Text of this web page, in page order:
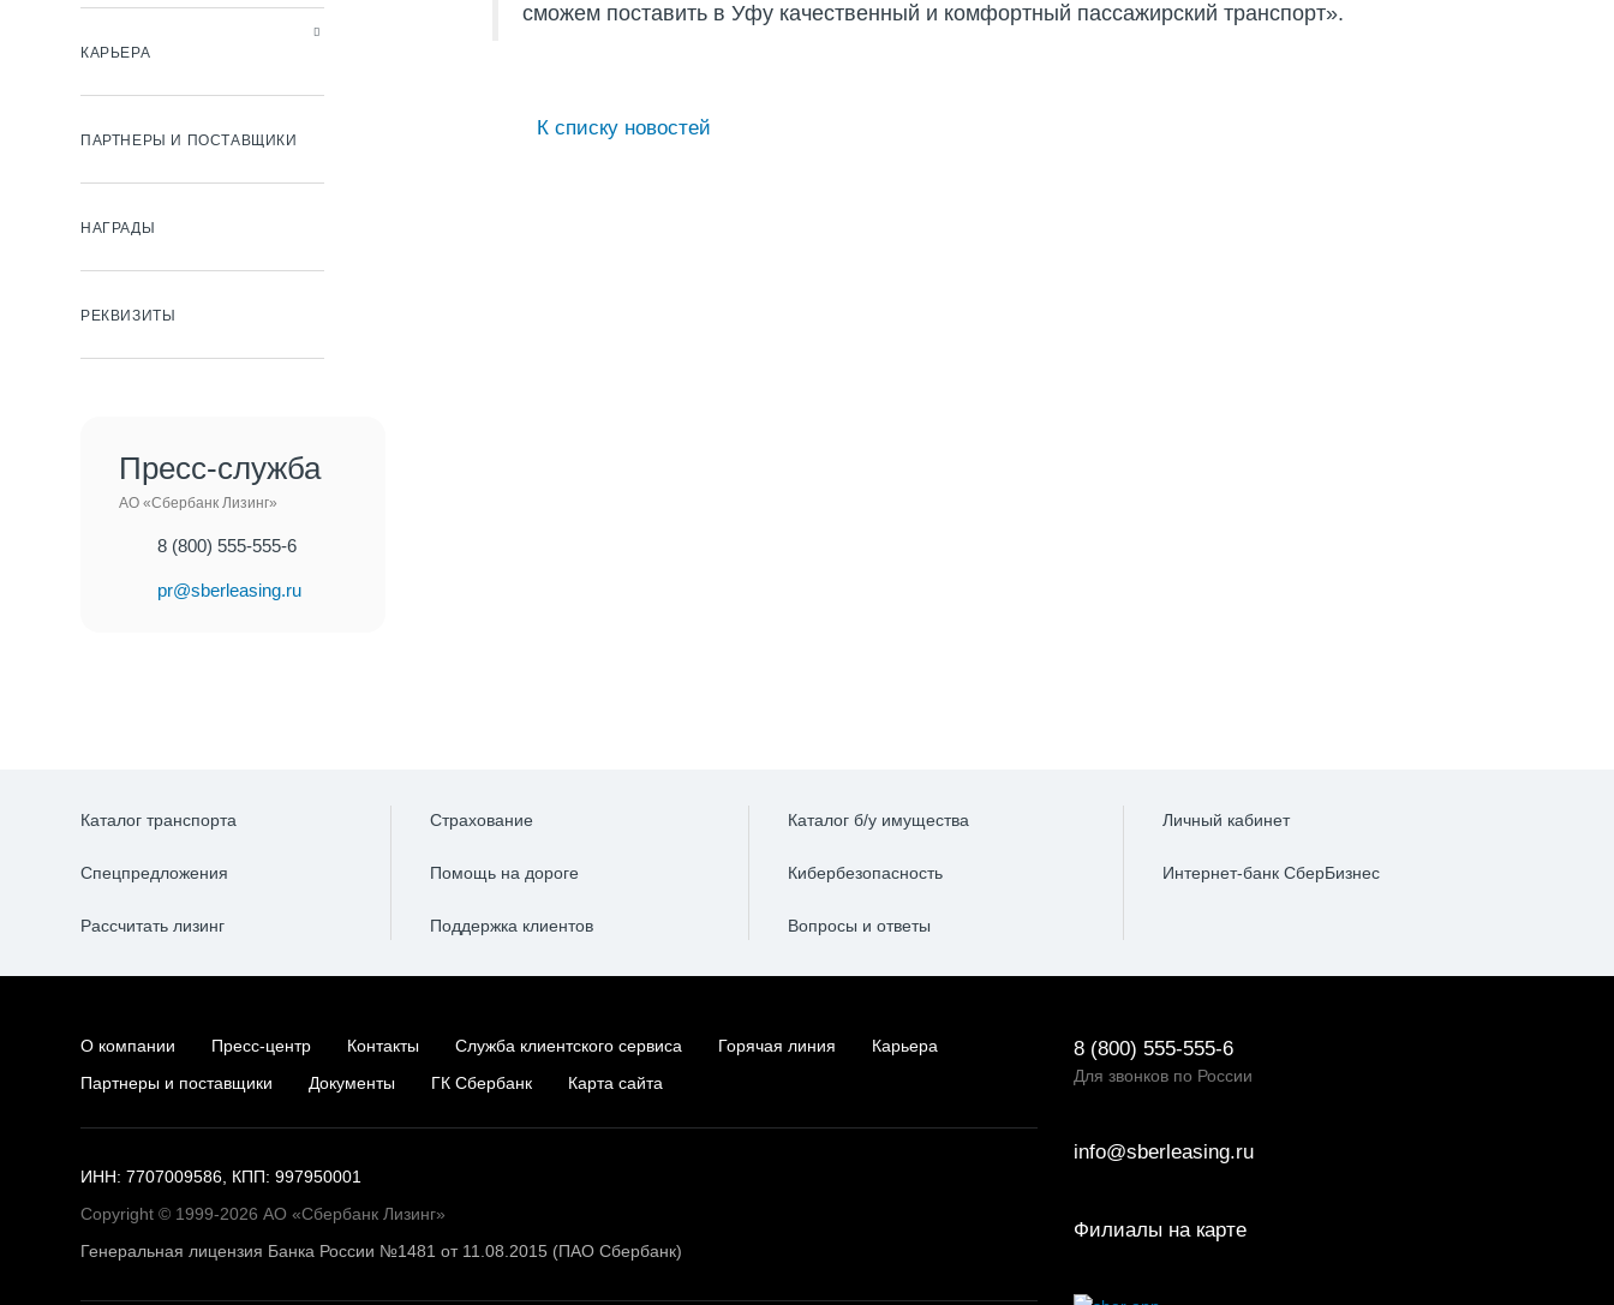
КАРЬЕРА
ПАРТНЕРЫ И ПОСТАВЩИКИ
НАГРАДЫ
РЕКВИЗИТЫ
Пресс-служба
АО «Сбербанк Лизинг»
8 (800) 555-555-6
pr@sberleasing.ru
сможем поставить в Уфу качественный и комфортный пассажирский транспорт».
К списку новостей
Каталог транспорта
Спецпредложения
Рассчитать лизинг
Страхование
Помощь на дороге
Поддержка клиентов
Каталог б/у имущества
Кибербезопасность
Вопросы и ответы
Личный кабинет
Интернет-банк СберБизнес
О компании Пресс-центр Контакты Служба клиентского сервиса Горячая линия
Карьера
Партнеры и поставщики
Документы ГК Сбербанк Карта сайта
ИНН: 7707009586, КПП: 997950001
Copyright © 1999-2026 АО «Сбербанк Лизинг»
Генеральная лицензия Банка России №1481 от 11.08.2015 (ПАО Сбербанк)
8 (800) 555-555-6
Для звонков по России
info@sberleasing.ru
Филиалы на карте